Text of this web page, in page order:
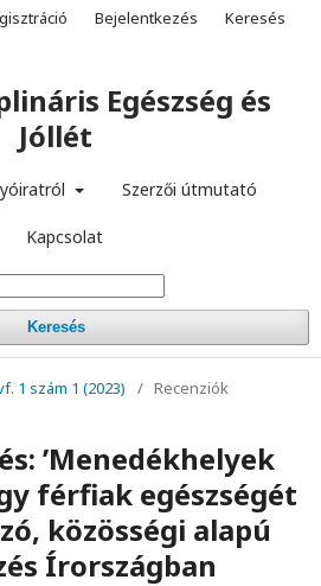
Egészség és
Jóllét
Szerzői útmutató
Kapcsolat
Keresés
Bejelentkezés Keresés
1 szám 1 (2023) / Recenziók
’Menedékhelyek
férfiak egészségét
közösségi alapú
Írországban